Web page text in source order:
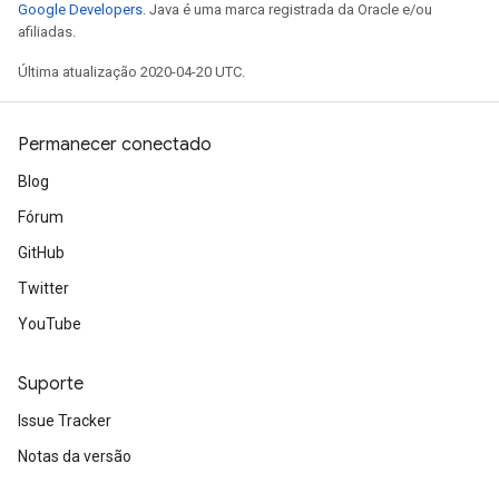
Google Developers. Java é uma marca registrada da Oracle e/ou
afiliadas.
Última atualização 2020-04-20 UTC.
Permanecer conectado
Blog
Fórum
GitHub
Twitter
YouTube
Suporte
Issue Tracker
Notas da versão